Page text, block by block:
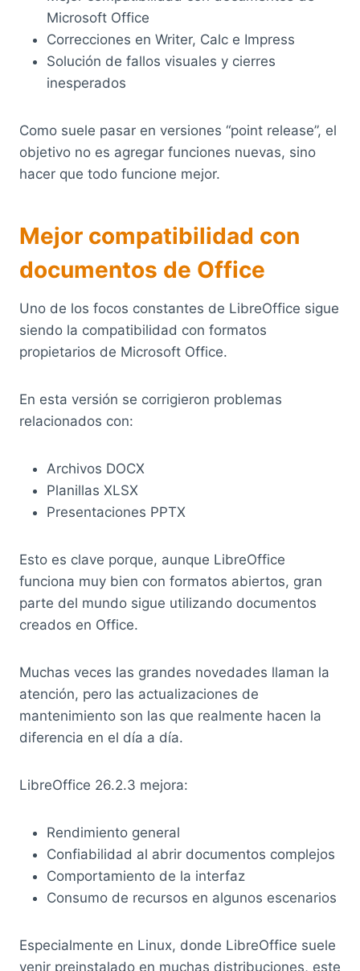
Microsoft Office
Correcciones en Writer, Calc e Impress
Solución de fallos visuales y cierres
inesperados
Como suele pasar en versiones “point release”, el
objetivo no es agregar funciones nuevas, sino
hacer que todo funcione mejor.
Mejor compatibilidad con
documentos de Office
Uno de los focos constantes de LibreOffice sigue
siendo la compatibilidad con formatos
propietarios de Microsoft Office.
En esta versión se corrigieron problemas
relacionados con:
Archivos DOCX
Planillas XLSX
Presentaciones PPTX
Esto es clave porque, aunque LibreOffice
funciona muy bien con formatos abiertos, gran
parte del mundo sigue utilizando documentos
creados en Office.
Muchas veces las grandes novedades llaman la
atención, pero las actualizaciones de
mantenimiento son las que realmente hacen la
diferencia en el día a día.
LibreOffice 26.2.3 mejora:
Rendimiento general
Confiabilidad al abrir documentos complejos
Comportamiento de la interfaz
Consumo de recursos en algunos escenarios
Especialmente en Linux, donde LibreOffice suele
venir preinstalado en muchas distribuciones, este